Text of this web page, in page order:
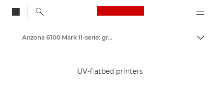
Canon Logo, back
Oplossingen en services
Arizona 6100 Mark II-serie: grootformaat prints van hoge kwaliteit
UV-flatbed printers